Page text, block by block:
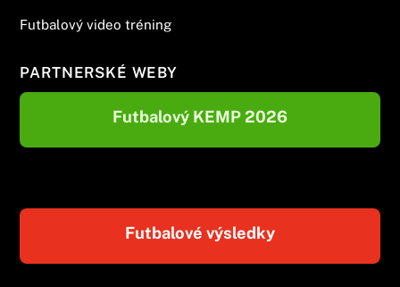
Futbalový video tréning
PARTNERSKÉ WEBY
Futbalový KEMP 2026
Futbalové výsledky